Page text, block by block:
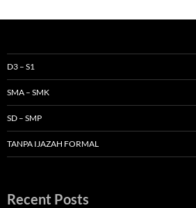
D3 – S1
SMA – SMK
SD – SMP
TANPA IJAZAH FORMAL
Recent Posts